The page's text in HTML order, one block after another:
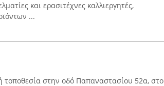
και ερασιτέχνες καλλιεργητές,
...
τοποθεσία στην οδό Παπαναστασίου 52α, στο